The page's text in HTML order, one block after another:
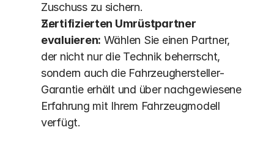
Zuschuss zu sichern.
Zertifizierten Umrüstpartner
evaluieren: Wählen Sie einen Partner,
der nicht nur die Technik beherrscht,
sondern auch die Fahrzeughersteller-
Garantie erhält und über nachgewiesene
Erfahrung mit Ihrem Fahrzeugmodell
verfügt.